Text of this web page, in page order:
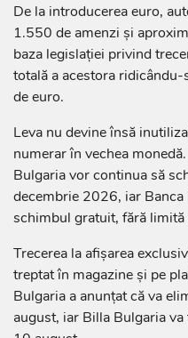
De la introducerea euro,
1.550 de amenzi și
baza legislației privind
totală a acestora
de euro.
Leva nu devine însă
numerar în vechea
Bulgaria vor continua să
decembrie 2026, iar
schimbul gratuit, fără
Trecerea la afișarea
treptat în magazine și pe
Bulgaria a anunțat că va
august, iar Billa Bulgaria